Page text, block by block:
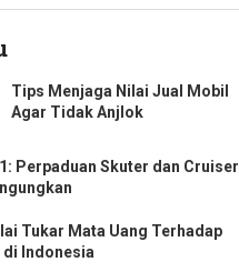
Tips Menjaga Nilai Jual Mobil
Agar Tidak Anjlok
Perpaduan Skuter dan Cruiser
Tukar Mata Uang Terhadap
di Indonesia